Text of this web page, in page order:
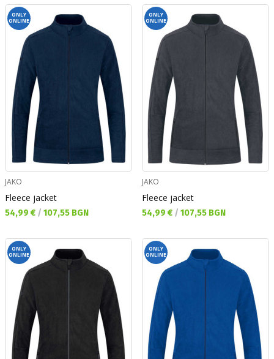
ONLY
ONLINE
JAKO
Fleece jacket
Текуща цена:
54,99 € / 107,55 BGN
ONLY
ONLINE
JAKO
Fleece jacket
Текуща цена:
54,99 € / 107,55 BGN
ONLY
ONLINE
ONLY
ONLINE